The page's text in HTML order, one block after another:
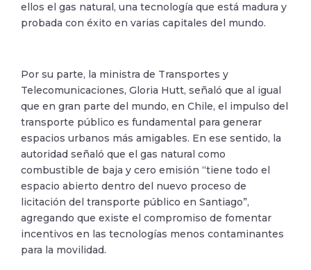
ellos el gas natural, una tecnología que está madura y
probada con éxito en varias capitales del mundo.
Por su parte, la ministra de Transportes y
Telecomunicaciones, Gloria Hutt, señaló que al igual
que en gran parte del mundo, en Chile, el impulso del
transporte público es fundamental para generar
espacios urbanos más amigables. En ese sentido, la
autoridad señaló que el gas natural como
combustible de baja y cero emisión “tiene todo el
espacio abierto dentro del nuevo proceso de
licitación del transporte público en Santiago”,
agregando que existe el compromiso de fomentar
incentivos en las tecnologías menos contaminantes
para la movilidad.